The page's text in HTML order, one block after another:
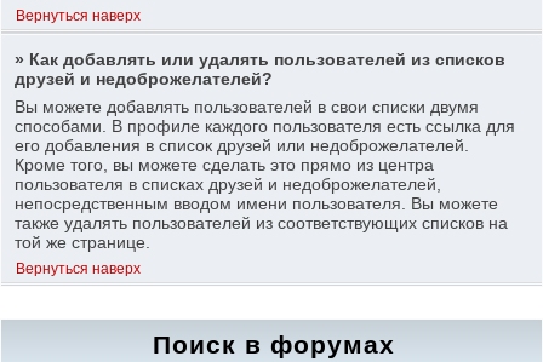
Вернуться наверх
» Как добавлять или удалять пользователей из списков
друзей и недоброжелателей?
Вы можете добавлять пользователей в свои списки двумя
способами. В профиле каждого пользователя есть ссылка для
его добавления в список друзей или недоброжелателей.
Кроме того, вы можете сделать это прямо из центра
пользователя в списках друзей и недоброжелателей,
непосредственным вводом имени пользователя. Вы можете
также удалять пользователей из соответствующих списков на
той же странице.
Вернуться наверх
Поиск в форумах